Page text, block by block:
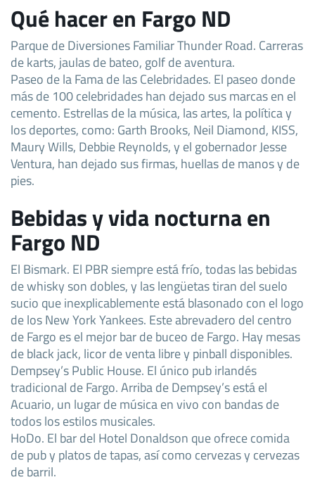
Qué hacer en Fargo ND
Parque de Diversiones Familiar Thunder Road. Carreras
de karts, jaulas de bateo, golf de aventura.
Paseo de la Fama de las Celebridades. El paseo donde
más de 100 celebridades han dejado sus marcas en el
cemento. Estrellas de la música, las artes, la política y
los deportes, como: Garth Brooks, Neil Diamond, KISS,
Maury Wills, Debbie Reynolds, y el gobernador Jesse
Ventura, han dejado sus firmas, huellas de manos y de
pies.
Bebidas y vida nocturna en
Fargo ND
El Bismark. El PBR siempre está frío, todas las bebidas
de whisky son dobles, y las lengüetas tiran del suelo
sucio que inexplicablemente está blasonado con el logo
de los New York Yankees. Este abrevadero del centro
de Fargo es el mejor bar de buceo de Fargo. Hay mesas
de black jack, licor de venta libre y pinball disponibles.
Dempsey’s Public House. El único pub irlandés
tradicional de Fargo. Arriba de Dempsey’s está el
Acuario, un lugar de música en vivo con bandas de
todos los estilos musicales.
HoDo. El bar del Hotel Donaldson que ofrece comida
de pub y platos de tapas, así como cervezas y cervezas
de barril.